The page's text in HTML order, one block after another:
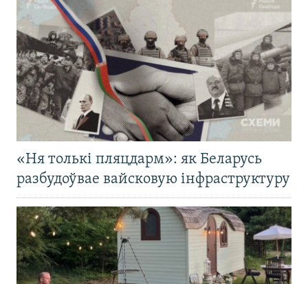
«Ня толькі пляцдарм»: як Беларусь
разбудоўвае вайсковую інфраструктуру